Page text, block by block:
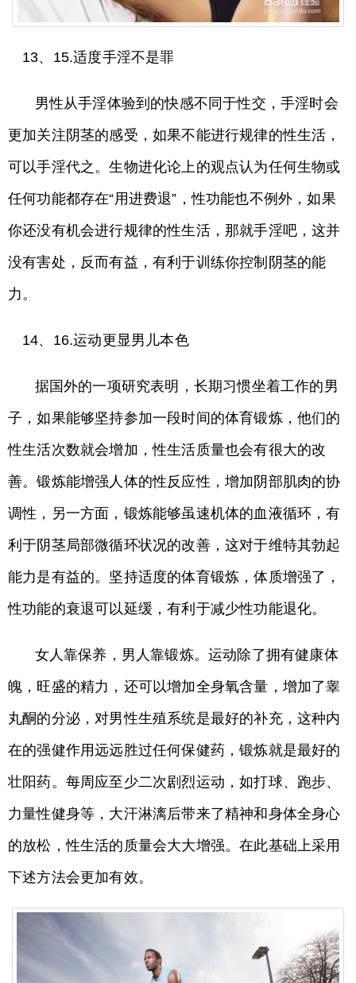
13、15.适度手淫不是罪
男性从手淫体验到的快感不同于性交，手淫时会
更加关注阴茎的感受，如果不能进行规律的性生活，
可以手淫代之。生物进化论上的观点认为任何生物或
任何功能都存在“用进费退”，性功能也不例外，如果
你还没有机会进行规律的性生活，那就手淫吧，这并
没有害处，反而有益，有利于训练你控制阴茎的能
力。
14、16.运动更显男儿本色
据国外的一项研究表明，长期习惯坐着工作的男
子，如果能够坚持参加一段时间的体育锻炼，他们的
性生活次数就会增加，性生活质量也会有很大的改
善。锻炼能增强人体的性反应性，增加阴部肌肉的协
调性，另一方面，锻炼能够虽速机体的血液循环，有
利于阴茎局部微循环状况的改善，这对于维特其勃起
能力是有益的。坚持适度的体育锻炼，体质增强了，
性功能的衰退可以延缓，有利于减少性功能退化。
女人靠保养，男人靠锻炼。运动除了拥有健康体
魄，旺盛的精力，还可以增加全身氧含量，增加了睾
丸酮的分泌，对男性生殖系统是最好的补充，这种内
在的强健作用远远胜过任何保健药，锻炼就是最好的
壮阳药。每周应至少二次剧烈运动，如打球、跑步、
力量性健身等，大汗淋漓后带来了精神和身体全身心
的放松，性生活的质量会大大增强。在此基础上采用
下述方法会更加有效。